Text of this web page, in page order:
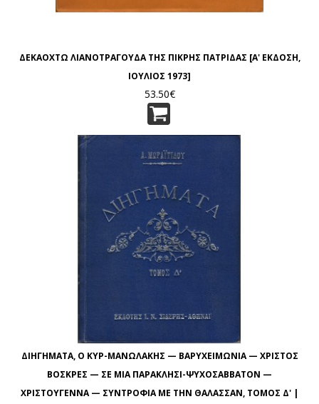
ΔΕΚΑΟΧΤΩ ΛΙΑΝΟΤΡΑΓΟΥΔΑ ΤΗΣ ΠΙΚΡΗΣ ΠΑΤΡΙΔΑΣ [Α' ΕΚΔΟΣΗ,
ΙΟΥΛΙΟΣ 1973]
53.50€
ΔΙΗΓΗΜΑΤΑ, Ο ΚΥΡ-ΜΑΝΩΛΑΚΗΣ — ΒΑΡΥΧΕΙΜΩΝΙΑ — ΧΡΙΣΤΟΣ
ΒΟΣΚΡΕΣ — ΣΕ ΜΙΑ ΠΑΡΑΚΛΗΣΙ-ΨΥΧΟΣΑΒΒΑΤΟΝ —
ΧΡΙΣΤΟΥΓΕΝΝΑ — ΣΥΝΤΡΟΦΙΑ ΜΕ ΤΗΝ ΘΑΛΑΣΣΑΝ, ΤΟΜΟΣ Δ' |